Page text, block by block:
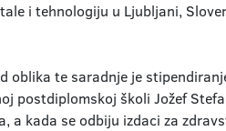
i tehnologiju u Ljubljani,
oblika te saradnje je
postdiplomskoj školi Jožef
kada se odbiju izdaci za